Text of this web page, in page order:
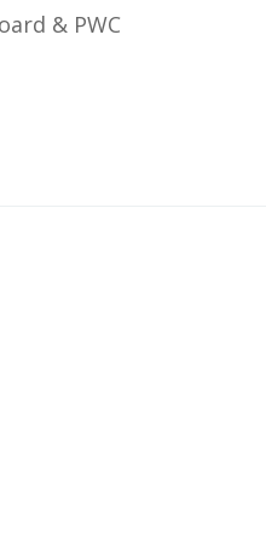
& PWC